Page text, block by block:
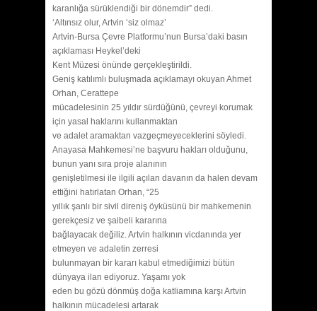
karanlığa sürüklendiği bir dönemdir” dedi.
‘Altınsız olur, Artvin ‘siz olmaz’
Artvin-Bursa Çevre Platformu’nun Bursa’daki basın
açıklaması Heykel’deki
Kent Müzesi önünde gerçekleştirildi.
Geniş katılımlı buluşmada açıklamayı okuyan Ahmet
Orhan, Cerattepe
mücadelesinin 25 yıldır sürdüğünü, çevreyi korumak
için yasal haklarını kullanmaktan
ve adalet aramaktan vazgeçmeyeceklerini söyledi.
Anayasa Mahkemesi’ne başvuru hakları olduğunu,
bunun yanı sıra proje alanının
genişletilmesi ile ilgili açılan davanın da halen devam
ettiğini hatırlatan Orhan, “25
yıllık şanlı bir sivil direniş öyküsünü bir mahkemenin
gerekçesiz ve şaibeli kararına
bağlayacak değiliz. Artvin halkının vicdanında yer
etmeyen ve adaletin zerresi
bulunmayan bir kararı kabul etmediğimizi bütün
dünyaya ilan ediyoruz. Yaşamı yok
eden bu gözü dönmüş doğa katliamına karşı Artvin
halkının mücadelesi artarak